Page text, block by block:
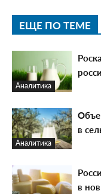
ЕЩЕ ПО ТЕМЕ
Аналитика
Аналитика
в
в